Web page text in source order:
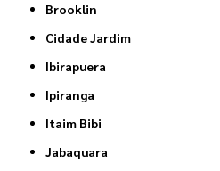
Brooklin
Cidade Jardim
Ibirapuera
Ipiranga
Itaim Bibi
Jabaquara